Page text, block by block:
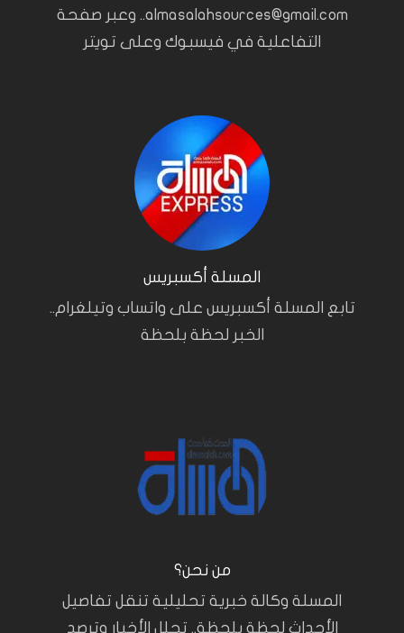
almasalahsources@gmail.com.. وعبر صفحة
التفاعلية في فيسبوك وعلى تويتر
المسلة أكسبريس
تابع المسلة أكسبريس على واتساب وتيلغرام..
الخبر لحظة بلحظة
من نحن؟
المسلة وكالة خبرية تحليلية تنقل تفاصيل
الأحداث لحظة بلحظة.. تحلل الأخبار وترصد